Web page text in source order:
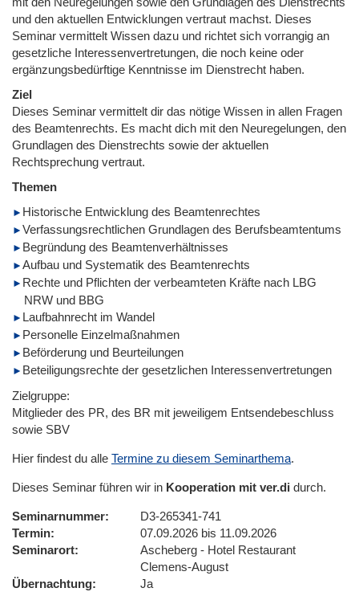
und den aktuellen Entwicklungen vertraut machst. Dieses
Seminar vermittelt Wissen dazu und richtet sich vorrangig an
gesetzliche Interessenvertretungen, die noch keine oder
ergänzungsbedürftige Kenntnisse im Dienstrecht haben.
Ziel
Dieses Seminar vermittelt dir das nötige Wissen in allen Fragen
des Beamtenrechts. Es macht dich mit den Neuregelungen, den
Grundlagen des Dienstrechts sowie der aktuellen
Rechtsprechung vertraut.
Themen
Historische Entwicklung des Beamtenrechtes
Verfassungsrechtlichen Grundlagen des Berufsbeamtentums
Begründung des Beamtenverhältnisses
Aufbau und Systematik des Beamtenrechts
Rechte und Pflichten der verbeamteten Kräfte nach LBG
NRW und BBG
Laufbahnrecht im Wandel
Personelle Einzelmaßnahmen
Beförderung und Beurteilungen
Beteiligungsrechte der gesetzlichen Interessenvertretungen
Zielgruppe:
Mitglieder des PR, des BR mit jeweiligem Entsendebeschluss
sowie SBV
Hier findest du alle Termine zu diesem Seminarthema.
Dieses Seminar führen wir in Kooperation mit ver.di durch.
Seminarnummer
D3-265341-741
Termin
07.09.2026 bis 11.09.2026
Seminarort
Ascheberg - Hotel Restaurant
Clemens-August
Übernachtung
Ja